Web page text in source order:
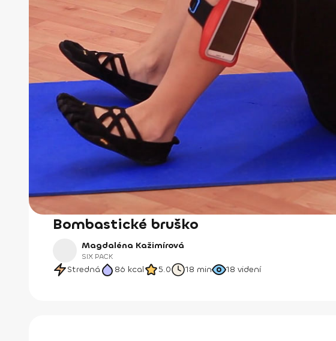
Bombastické bruško
Magdaléna Kažimírová
SIX PACK
Stredná 86 kcal 5.0 18 min 18 videní